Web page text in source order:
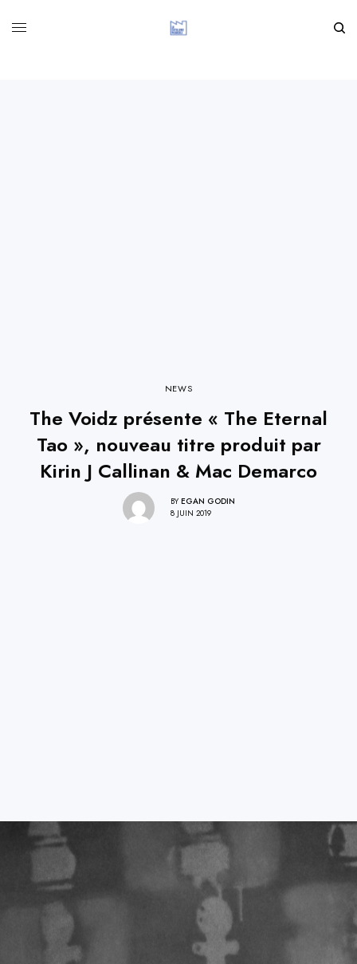
NEWS
The Voidz présente « The Eternal
Tao », nouveau titre produit par
Kirin J Callinan & Mac Demarco
BY EGAN GODIN
8 JUIN 2019